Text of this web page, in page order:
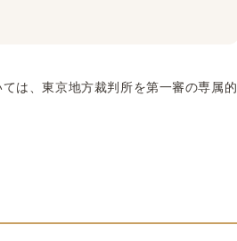
は、東京地方裁判所を第一審の専属的